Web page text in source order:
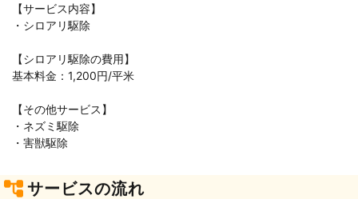
【サービス内容】
・シロアリ駆除
【シロアリ駆除の費用】
基本料金：1,200円/平米
【その他サービス】
・ネズミ駆除
・害獣駆除
サービスの流れ